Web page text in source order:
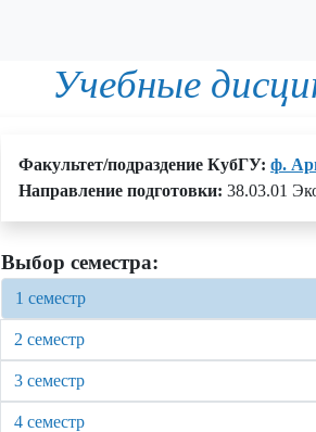
Учебные
Факультет/подраздение КубГУ: ф.
Направление подготовки: 38.03.01
Выбор семестра:
1 семестр
2 семестр
3 семестр
4 семестр